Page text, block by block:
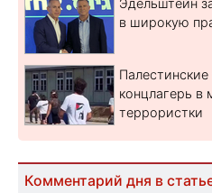
в широкую
концлагерь в
террористки
Комментарий дня в